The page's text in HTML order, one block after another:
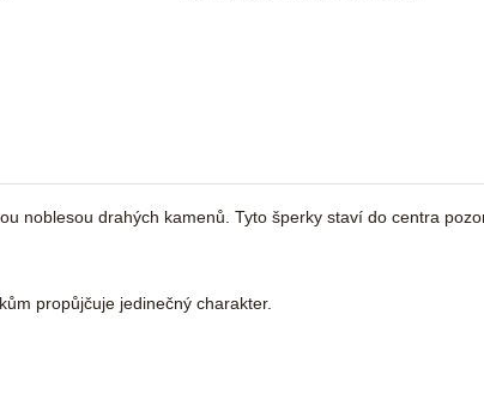
noblesou drahých kamenů. Tyto šperky staví do centra
propůjčuje jedinečný charakter.